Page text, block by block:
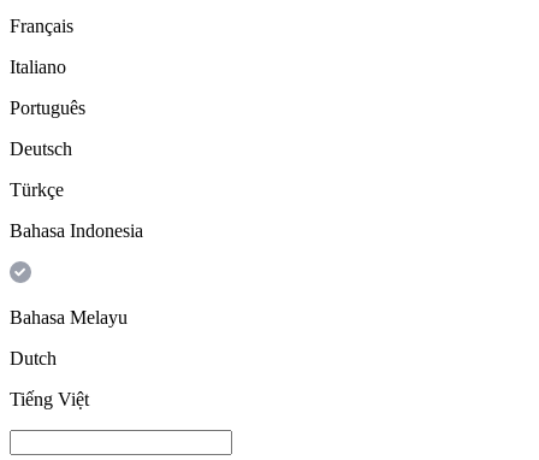
Français
Italiano
Português
Deutsch
Türkçe
Bahasa Indonesia
Bahasa Melayu
Dutch
Tiếng Việt